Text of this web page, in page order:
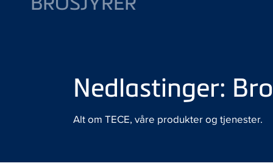
Nedlastinger:
Alt om TECE, våre produkter og tjenester.